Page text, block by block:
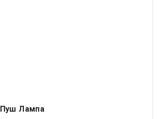
Пуш Лампа